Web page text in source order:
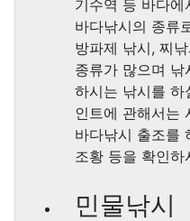
기수역 등 바다
바다낚시의 종류
방파제 낚시, 찌
종류가 많으며
하시는 낚시를 하
인트에 관해서는
바다낚시 출조를
조황 등을 확인하
민물낚시